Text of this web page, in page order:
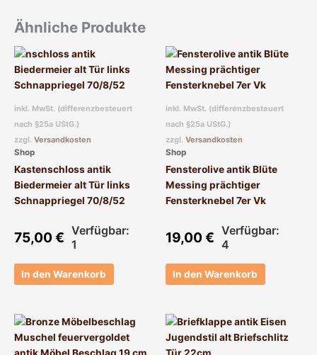
Ähnliche Produkte
inkl. MwSt. (differenzbesteuert
nach §25a UStG.)
zzgl. Versandkosten
Shop
Kastenschloss antik
Biedermeier alt Tür links
Schnappriegel 70/8/52
75,00€ Verfügbar:
1
In den Warenkorb
inkl. MwSt. (differenzbesteuert
nach §25a UStG.)
zzgl. Versandkosten
Shop
Fensterolive antik Blüte
Messing prächtiger
Fensterknebel 7er Vk
19,00€ Verfügbar:
4
In den Warenkorb